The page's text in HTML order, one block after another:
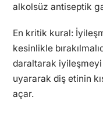
alkolsüz antiseptik
En kritik kural:
kesinlikle
daraltarak
uyararak diş etinin
açar.